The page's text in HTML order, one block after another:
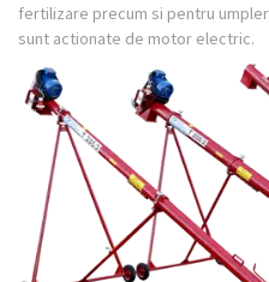
fertilizare precum si pentru
sunt actionate de motor electric.